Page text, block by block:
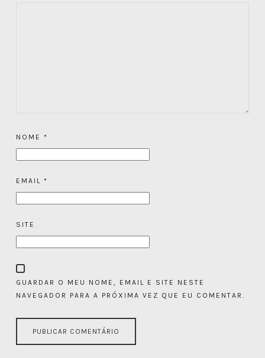
NOME *
EMAIL *
SITE
GUARDAR O MEU NOME, EMAIL E SITE NESTE
NAVEGADOR PARA A PRÓXIMA VEZ QUE EU COMENTAR.